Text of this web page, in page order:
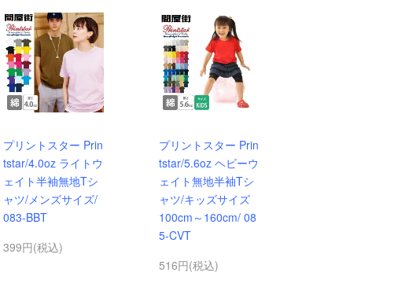
プリントスター Prin
tstar/4.0oz ライトウ
ェイト半袖無地Tシ
ャツ/メンズサイズ/
083-BBT
399円(税込)
プリントスター Prin
tstar/5.6oz ヘビーウ
ェイト無地半袖Tシ
ャツ/キッズサイズ
100cm～160cm/ 08
5-CVT
516円(税込)